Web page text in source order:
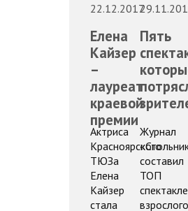
22.12.2017
Елена
Кайзер
–
лауреат
краевой
премии
Актриса
Красноярского
ТЮЗа
Елена
Кайзер
стала
Пять
Журнал
составил
ТОП
взрослого